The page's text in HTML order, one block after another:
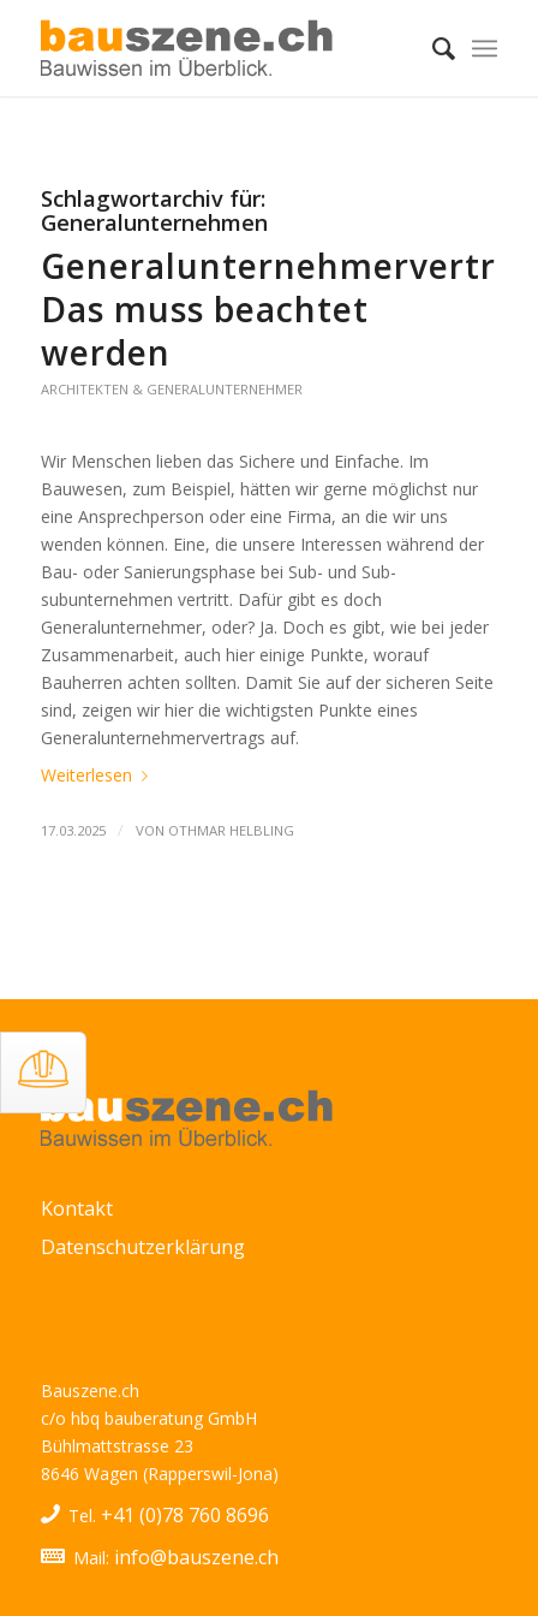
Schlagwortarchiv für:
Generalunternehmen
Das muss beachtet
werden
ARCHITEKTEN & GENERALUNTERNEHMER
Wir Menschen lieben das Sichere und Einfache. Im
Bauwesen, zum Beispiel, hätten wir gerne möglichst nur
eine Ansprechperson oder eine Firma, an die wir uns
wenden können. Eine, die unsere Interessen während der
Bau- oder Sanierungsphase bei Sub- und Sub-
subunternehmen vertritt. Dafür gibt es doch
Generalunternehmer, oder? Ja. Doch es gibt, wie bei jeder
Zusammenarbeit, auch hier einige Punkte, worauf
Bauherren achten sollten. Damit Sie auf der sicheren Seite
sind, zeigen wir hier die wichtigsten Punkte eines
Generalunternehmervertrags auf.
Weiterlesen
17.03.2025 / VON OTHMAR HELBLING
Kontakt
Datenschutzerklärung
Bauszene.ch
c/o hbq bauberatung GmbH
Bühlmattstrasse 23
8646 Wagen (Rapperswil-Jona)
Tel. +41 (0)78 760 8696
Mail: info@bauszene.ch